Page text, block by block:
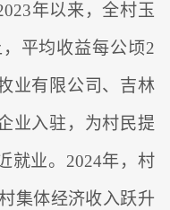
年以来，全村玉
平均收益每公顷2
业有限公司、吉林
业入驻，为村民提
就业。2024年，村
集体经济收入跃升